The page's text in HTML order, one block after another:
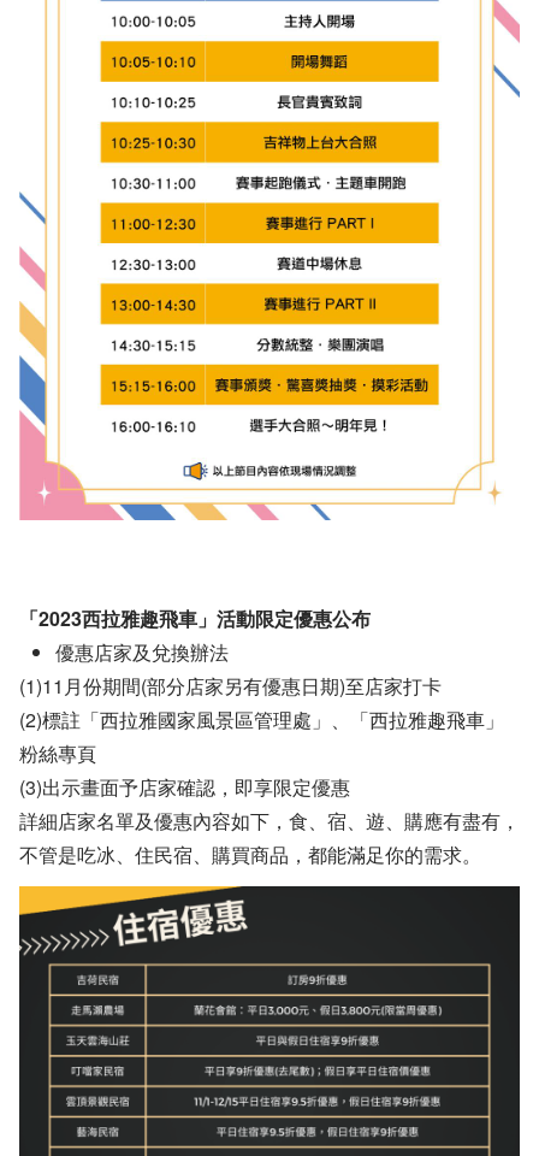
「2023西拉雅趣飛車」活動限定優惠公布
優惠店家及兌換辦法
(1)11月份期間(部分店家另有優惠日期)至店家打卡
(2)標註「西拉雅國家風景區管理處」、「西拉雅趣飛車」
粉絲專頁
(3)出示畫面予店家確認，即享限定優惠
詳細店家名單及優惠內容如下，食、宿、遊、購應有盡有，
不管是吃冰、住民宿、購買商品，都能滿足你的需求。